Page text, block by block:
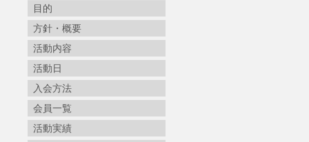
目的
方針・概要
活動内容
活動日
入会方法
会員一覧
活動実績